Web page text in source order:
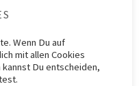
Sklerose Wasserstoffperoxid
Wenn Du auf
mit allen Cookies
Du entscheiden,